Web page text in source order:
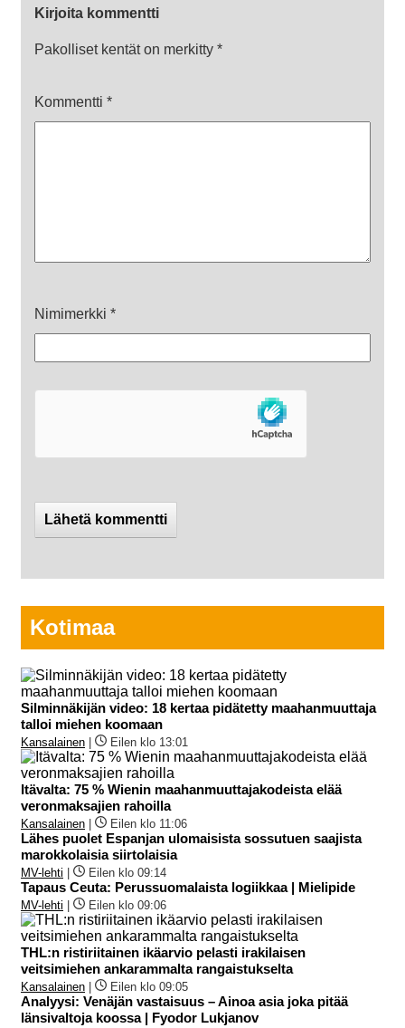
Kirjoita kommentti
Pakolliset kentät on merkitty *
Kommentti *
Nimimerkki *
Kotimaa
Silminnäkijän video: 18 kertaa pidätetty maahanmuuttaja
talloi miehen koomaan
Kansalainen Eilen klo 13:01
Itävalta: 75 % Wienin maahanmuuttajakodeista elää
veronmaksajien rahoilla
Kansalainen Eilen klo 11:06
Lähes puolet Espanjan ulomaisista sossutuen saajista
marokkolaisia siirtolaisia
MV-lehti Eilen klo 09:14
Tapaus Ceuta: Perussuomalaista logiikkaa | Mielipide
MV-lehti Eilen klo 09:06
THL:n ristiriitainen ikäarvio pelasti irakilaisen
veitsimiehen ankarammalta rangaistukselta
Kansalainen Eilen klo 09:05
Analyysi: Venäjän vastaisuus – Ainoa asia joka pitää
länsivaltoja koossa | Fyodor Lukjanov